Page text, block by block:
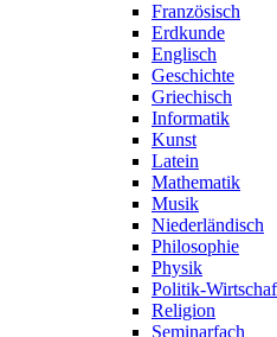
Französisch
Erdkunde
Englisch
Geschichte
Griechisch
Informatik
Kunst
Latein
Mathematik
Musik
Niederländisch
Philosophie
Physik
Politik-
Religion
Seminarfach